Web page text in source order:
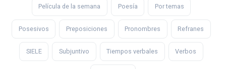
Película de la semana Poesía Por temas
Posesivos Preposiciones Pronombres Refranes
SIELE Subjuntivo Tiempos verbales Verbos